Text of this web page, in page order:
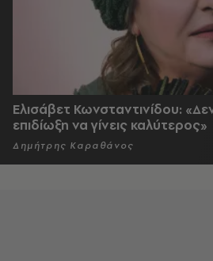
Ελισάβετ Κωνσταντινίδου:
επιδίωξη να γίνεις καλύτερος»
Δημήτρης Καραθάνος